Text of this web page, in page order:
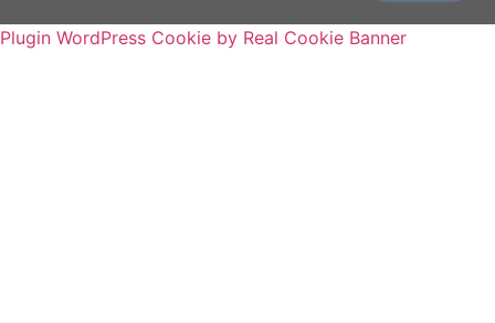
Plugin WordPress Cookie by Real Cookie Banner